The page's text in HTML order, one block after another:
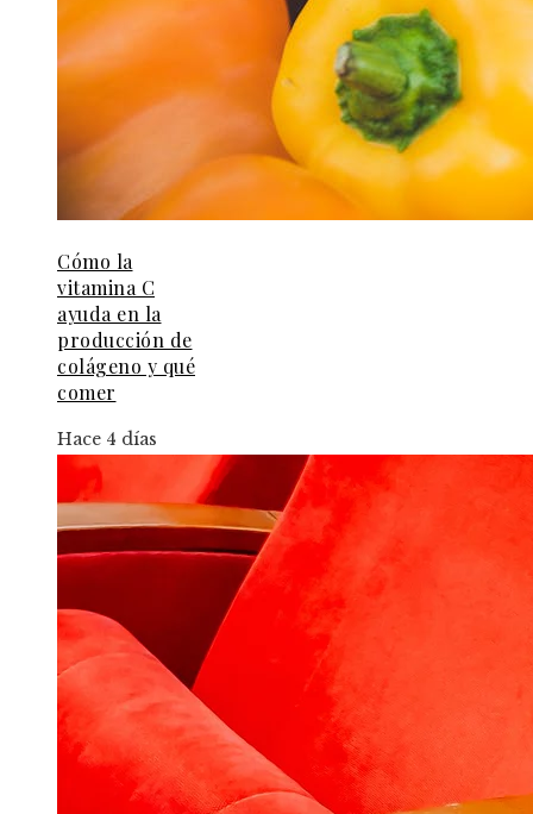
Cómo la
vitamina C
ayuda en la
producción de
colágeno y qué
comer
Hace 4 días